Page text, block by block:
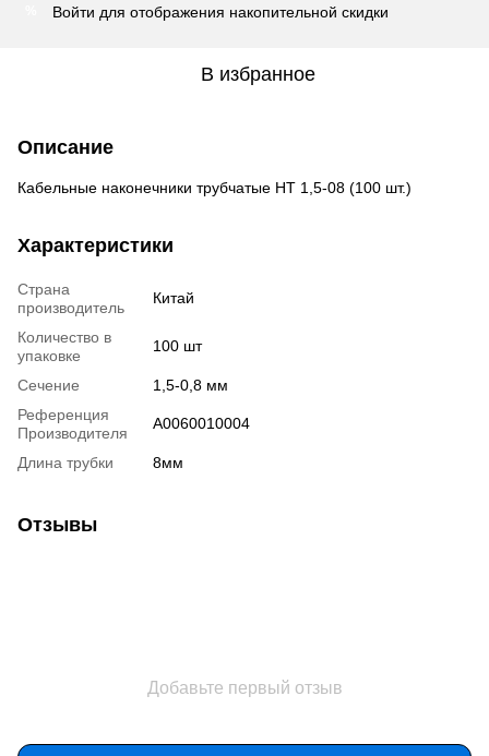
Войти для отображения накопительной скидки
В избранное
Описание
Кабельные наконечники трубчатые НТ 1,5-08 (100 шт.)
Характеристики
Страна
производитель
Китай
Количество в
упаковке
100 шт
Сечение
1,5-0,8 мм
Референция
Производителя
A0060010004
Длина трубки 8мм
Отзывы
Добавьте первый отзыв